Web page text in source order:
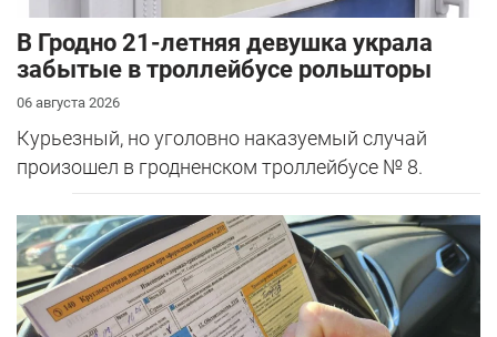
В Гродно 21-летняя девушка украла
забытые в троллейбусе рольшторы
06 августа 2026
Курьезный, но уголовно наказуемый случай
произошел в гродненском троллейбусе № 8.